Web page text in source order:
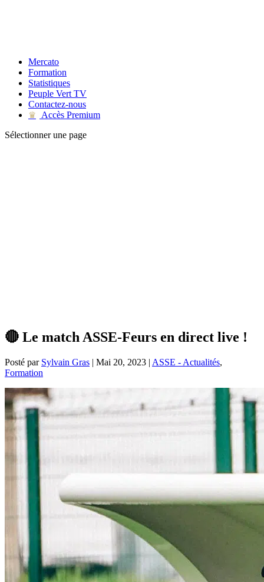
Mercato
Formation
Statistiques
Peuple Vert TV
Contactez-nous
♛
Accès Premium
Sélectionner une page
🔴 Le match ASSE-Feurs en direct live !
Posté par Sylvain Gras | Mai 20, 2023 | ASSE - Actualités,
Formation